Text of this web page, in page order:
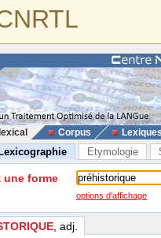
Corpus
Lexicographie Etymologie
une forme
options d'affichage
, adj.